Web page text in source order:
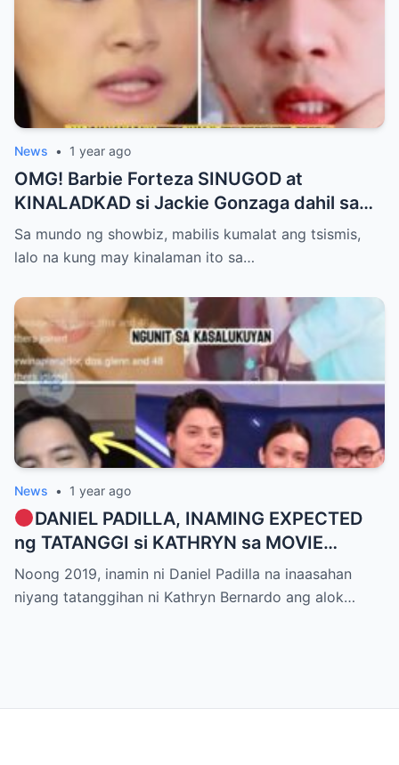
News • 1 year ago
OMG! Barbie Forteza SINUGOD at
KINALADKAD si Jackie Gonzaga dahil sa
PANG AAGAW nito kay Jak Roberto
Sa mundo ng showbiz, mabilis kumalat ang tsismis,
lalo na kung may kinalaman ito sa…
News • 1 year ago
DANIEL PADILLA, INAMING EXPECTED
ng TATANGGI si KATHRYN sa MOVIE
OFFER dahil kay ALDEN RICHARDS
Noong 2019, inamin ni Daniel Padilla na inaasahan
niyang tatanggihan ni Kathryn Bernardo ang alok…